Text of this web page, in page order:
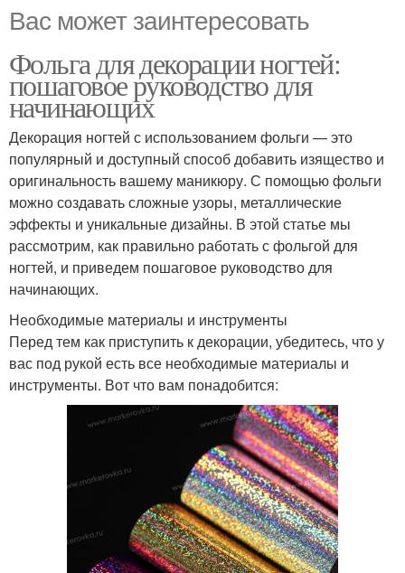
Вас может заинтересовать
Фольга для декорации ногтей:
пошаговое руководство для
начинающих
Декорация ногтей с использованием фольги — это
популярный и доступный способ добавить изящество и
оригинальность вашему маникюру. С помощью фольги
можно создавать сложные узоры, металлические
эффекты и уникальные дизайны. В этой статье мы
рассмотрим, как правильно работать с фольгой для
ногтей, и приведем пошаговое руководство для
начинающих.
Необходимые материалы и инструменты
Перед тем как приступить к декорации, убедитесь, что у
вас под рукой есть все необходимые материалы и
инструменты. Вот что вам понадобится: